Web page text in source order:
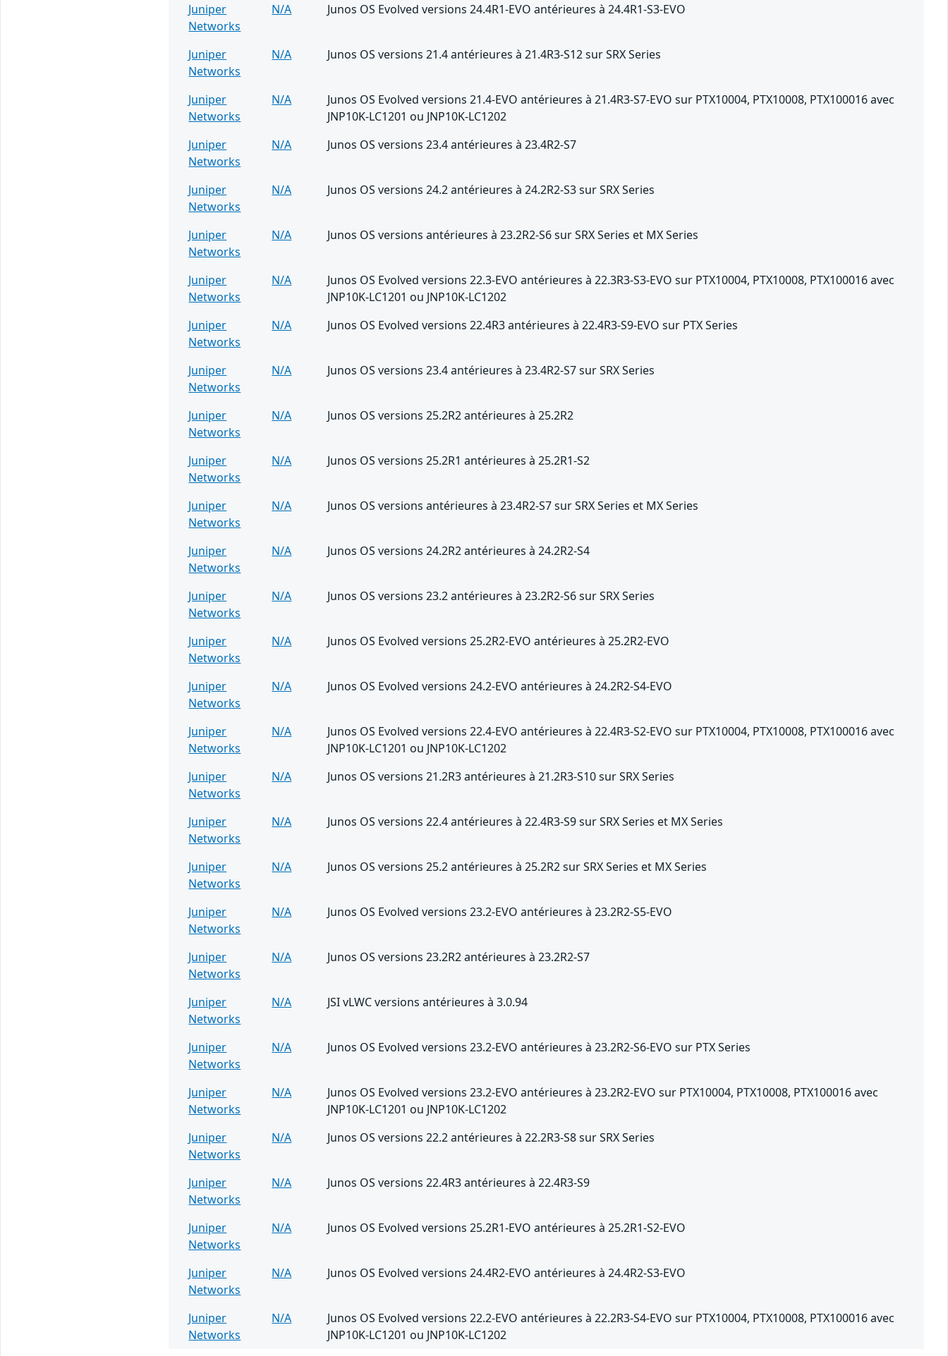
Juniper
Networks
N/A Junos OS Evolved versions 24.4R1-EVO antérieures à 24.4R1-S3-EVO
Juniper
Networks
N/A Junos OS versions 21.4 antérieures à 21.4R3-S12 sur SRX Series
Juniper
Networks
N/A
Junos OS Evolved versions 21.4-EVO antérieures à 21.4R3-S7-EVO sur PTX10004, PTX10008, PTX100016 avec
JNP10K-LC1201 ou JNP10K-LC1202
Juniper
Networks
N/A Junos OS versions 23.4 antérieures à 23.4R2-S7
Juniper
Networks
N/A Junos OS versions 24.2 antérieures à 24.2R2-S3 sur SRX Series
Juniper
Networks
N/A Junos OS versions antérieures à 23.2R2-S6 sur SRX Series et MX Series
Juniper
Networks
N/A
Junos OS Evolved versions 22.3-EVO antérieures à 22.3R3-S3-EVO sur PTX10004, PTX10008, PTX100016 avec
JNP10K-LC1201 ou JNP10K-LC1202
Juniper
Networks
N/A Junos OS Evolved versions 22.4R3 antérieures à 22.4R3-S9-EVO sur PTX Series
Juniper
Networks
N/A Junos OS versions 23.4 antérieures à 23.4R2-S7 sur SRX Series
Juniper
Networks
N/A Junos OS versions 25.2R2 antérieures à 25.2R2
Juniper
Networks
N/A Junos OS versions 25.2R1 antérieures à 25.2R1-S2
Juniper
Networks
N/A Junos OS versions antérieures à 23.4R2-S7 sur SRX Series et MX Series
Juniper
Networks
N/A Junos OS versions 24.2R2 antérieures à 24.2R2-S4
Juniper
Networks
N/A Junos OS versions 23.2 antérieures à 23.2R2-S6 sur SRX Series
Juniper
Networks
N/A Junos OS Evolved versions 25.2R2-EVO antérieures à 25.2R2-EVO
Juniper
Networks
N/A Junos OS Evolved versions 24.2-EVO antérieures à 24.2R2-S4-EVO
Juniper
Networks
N/A
Junos OS Evolved versions 22.4-EVO antérieures à 22.4R3-S2-EVO sur PTX10004, PTX10008, PTX100016 avec
JNP10K-LC1201 ou JNP10K-LC1202
Juniper
Networks
N/A Junos OS versions 21.2R3 antérieures à 21.2R3-S10 sur SRX Series
Juniper
Networks
N/A Junos OS versions 22.4 antérieures à 22.4R3-S9 sur SRX Series et MX Series
Juniper
Networks
N/A Junos OS versions 25.2 antérieures à 25.2R2 sur SRX Series et MX Series
Juniper
Networks
N/A Junos OS Evolved versions 23.2-EVO antérieures à 23.2R2-S5-EVO
Juniper
Networks
N/A Junos OS versions 23.2R2 antérieures à 23.2R2-S7
Juniper
Networks
N/A JSI vLWC versions antérieures à 3.0.94
Juniper
Networks
N/A Junos OS Evolved versions 23.2-EVO antérieures à 23.2R2-S6-EVO sur PTX Series
Juniper
Networks
N/A
Junos OS Evolved versions 23.2-EVO antérieures à 23.2R2-EVO sur PTX10004, PTX10008, PTX100016 avec
JNP10K-LC1201 ou JNP10K-LC1202
Juniper
Networks
N/A Junos OS versions 22.2 antérieures à 22.2R3-S8 sur SRX Series
Juniper
Networks
N/A Junos OS versions 22.4R3 antérieures à 22.4R3-S9
Juniper
Networks
N/A Junos OS Evolved versions 25.2R1-EVO antérieures à 25.2R1-S2-EVO
Juniper
Networks
N/A Junos OS Evolved versions 24.4R2-EVO antérieures à 24.4R2-S3-EVO
Juniper
Networks
N/A
Junos OS Evolved versions 22.2-EVO antérieures à 22.2R3-S4-EVO sur PTX10004, PTX10008, PTX100016 avec
JNP10K-LC1201 ou JNP10K-LC1202